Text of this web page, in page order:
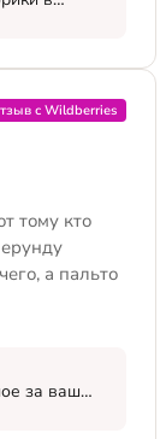
Тревери.
с Wildberries
тому кто
а пальто
за ваш
по фигуре